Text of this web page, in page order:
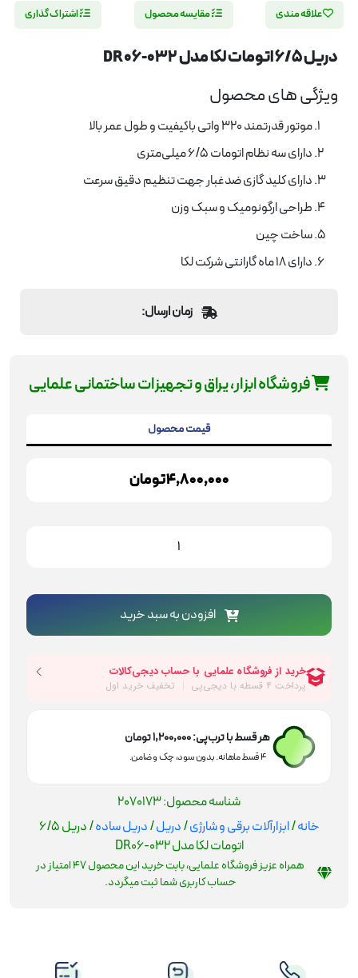
علاقه مندی مقایسه محصول اشتراک گذاری
دریل 6/5 اتومات لکا مدل DR06-032
ویژگی های محصول
موتور قدرتمند 320 واتی باکیفیت و طول عمر بالا
دارای سه نظام اتومات 6/5 میلی‌متری
دارای کلید گازی ضدغبار جهت تنظیم دقیق سرعت
طراحی ارگونومیک و سبک وزن
ساخت چین
دارای 18 ماه گارانتی شرکت لکا
زمان ارسال:
فروشگاه ابزار، یراق و تجهیزات ساختمانی علمایی
قیمت محصول
4,800,000تومان
مدل
DR06-
032
افزودن به سبد خرید
هر قسط با ترب‌پی:1,200,000تومان
۴ قسط ماهانه. بدون سود، چک و ضامن.
شناسه محصول:2070173
خانه/ابزارآلات برقی و شارژی/دریل/دریل ساده
/ دریل 6/5
اتومات لکا مدل DR06-032
همراه عزیز فروشگاه علمایی، بابت خرید این محصول47امتیاز در
حساب کاربری شما ثبت میگردد.